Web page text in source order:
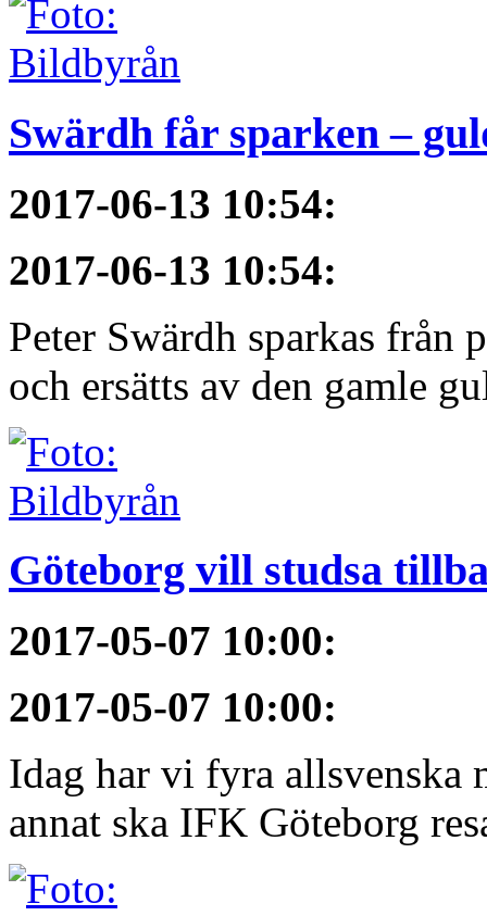
Swärdh får sparken –
2017-06-13 10:54:
2017-06-13 10:54:
Peter Swärdh sparkas från
och ersätts av den gamle
Göteborg vill studsa
2017-05-07 10:00:
2017-05-07 10:00:
Idag har vi fyra allsvenska
annat ska IFK Göteborg